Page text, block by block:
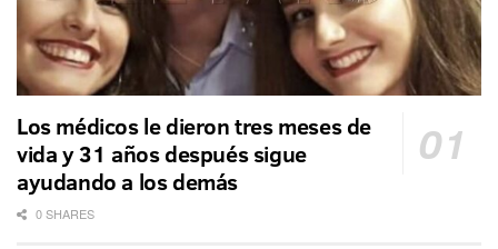
Los médicos le dieron tres meses de
vida y 31 años después sigue
ayudando a los demás
0 SHARES